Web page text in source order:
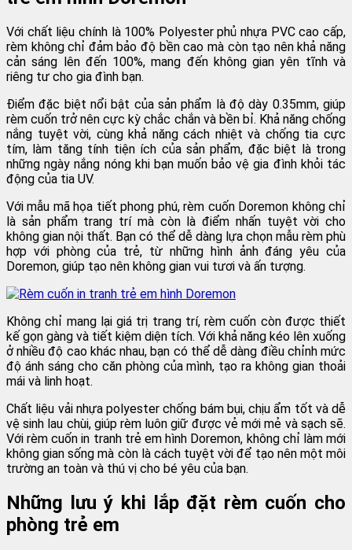
Với chất liệu chính là 100% Polyester phủ nhựa PVC cao cấp,
rèm không chỉ đảm bảo độ bền cao mà còn tạo nên khả năng
cản sáng lên đến 100%, mang đến không gian yên tĩnh và
riêng tư cho gia đình bạn.
Điểm đặc biệt nổi bật của sản phẩm là độ dày 0.35mm, giúp
rèm cuốn trở nên cực kỳ chắc chắn và bền bỉ. Khả năng chống
nắng tuyệt vời, cùng khả năng cách nhiệt và chống tia cực
tím, làm tăng tính tiện ích của sản phẩm, đặc biệt là trong
những ngày nắng nóng khi bạn muốn bảo vệ gia đình khỏi tác
động của tia UV.
Với mẫu mã họa tiết phong phú, rèm cuốn Doremon không chỉ
là sản phẩm trang trí mà còn là điểm nhấn tuyệt vời cho
không gian nội thất. Bạn có thể dễ dàng lựa chọn mẫu rèm phù
hợp với phòng của trẻ, từ những hình ảnh đáng yêu của
Doremon, giúp tạo nên không gian vui tươi và ấn tượng.
Không chỉ mang lại giá trị trang trí, rèm cuốn còn được thiết
kế gọn gàng và tiết kiệm diện tích. Với khả năng kéo lên xuống
ở nhiều độ cao khác nhau, bạn có thể dễ dàng điều chỉnh mức
độ ánh sáng cho căn phòng của mình, tạo ra không gian thoải
mái và linh hoạt.
Chất liệu vải nhựa polyester chống bám bụi, chịu ẩm tốt và dễ
vệ sinh lau chùi, giúp rèm luôn giữ được vẻ mới mẻ và sạch sẽ.
Với rèm cuốn in tranh trẻ em hình Doremon, không chỉ làm mới
không gian sống mà còn là cách tuyệt vời để tạo nên một môi
trường an toàn và thú vị cho bé yêu của bạn.
Những lưu ý khi lắp đặt rèm cuốn cho
phòng trẻ em